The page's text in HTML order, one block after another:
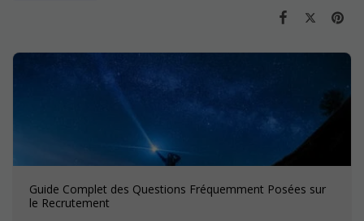
Guide Complet des Questions Fréquemment Posées sur
le Recrutement